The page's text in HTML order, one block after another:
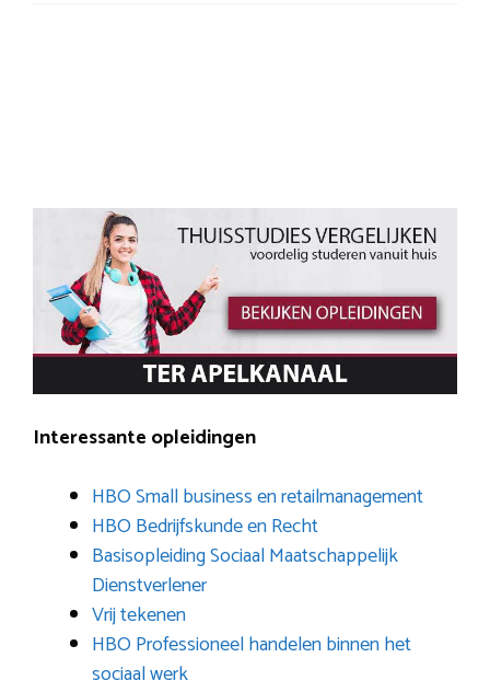
Interessante opleidingen
HBO Small business en retailmanagement
HBO Bedrijfskunde en Recht
Basisopleiding Sociaal Maatschappelijk
Dienstverlener
Vrij tekenen
HBO Professioneel handelen binnen het
sociaal werk